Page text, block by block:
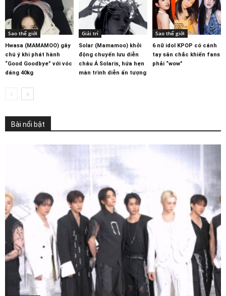
Sao thế giới
Hwasa (MAMAMOO) gây
chú ý khi phát hành
“Good Goodbye” với vóc
dáng 40kg
Giải trí
Solar (Mamamoo) khởi
động chuyến lưu diễn
châu Á Solaris, hứa hẹn
màn trình diễn ấn tượng
Sao thế giới
6 nữ idol KPOP có cánh
tay săn chắc khiến fans
phải “wow”
Bài nổi bật